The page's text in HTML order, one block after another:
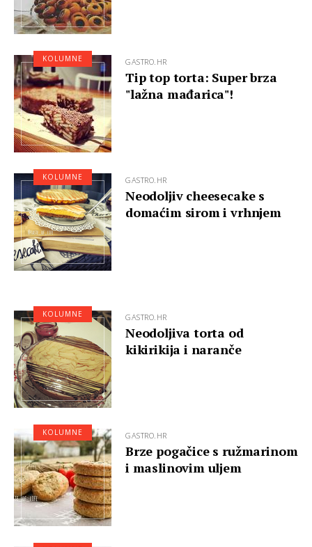
GASTRO.HR
Tip top torta: Super brza
"lažna mađarica"!
KOLUMNE
GASTRO.HR
Neodoljiv cheesecake s
domaćim sirom i vrhnjem
KOLUMNE
GASTRO.HR
Neodoljiva torta od
kikirikija i naranče
KOLUMNE
GASTRO.HR
Brze pogačice s ružmarinom
i maslinovim uljem
KOLUMNE